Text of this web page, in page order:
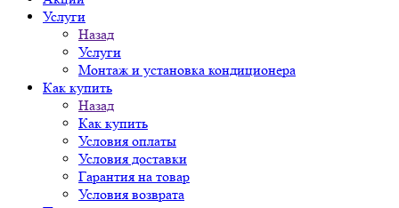
Услуги
Назад
Услуги
Монтаж и установка кондиционера
Как купить
Назад
Как купить
Условия оплаты
Условия доставки
Гарантия на товар
Условия возврата